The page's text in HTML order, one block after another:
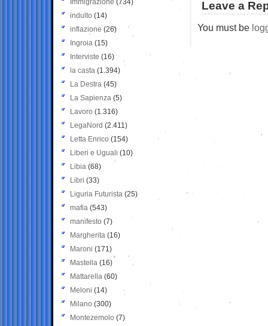
Leave a
You must be
Immigrazione (734)
indulto (14)
inflazione (26)
Ingroia (15)
Interviste (16)
la casta (1.394)
La Destra (45)
La Sapienza (5)
Lavoro (1.316)
LegaNord (2.411)
Letta Enrico (154)
Liberi e Uguali (10)
Libia (68)
Libri (33)
Liguria Futurista (25)
mafia (543)
manifesto (7)
Margherita (16)
Maroni (171)
Mastella (16)
Mattarella (60)
Meloni (14)
Milano (300)
Montezemolo (7)